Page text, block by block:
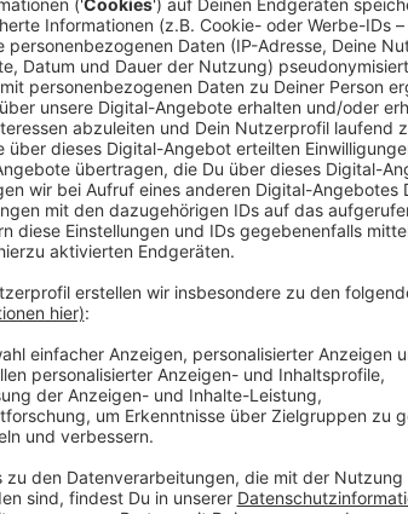
Der Preis ist für Menschen, die
und sie so zu etwas Einzigartigem
Stadtgesellschaft zugutekommt
Anzeige
Weitere Infos
Anzeige
Von diesen drei Preiskriterien
- Beitrag zur Stärkung der
- Beitrag zum Erhalt und zur
- Beitrag zur Stärkung der
Die Maßnahmen müssen